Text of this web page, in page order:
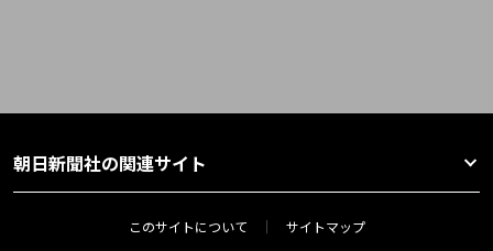
朝日新聞社の関連サイト
このサイトについて サイトマップ